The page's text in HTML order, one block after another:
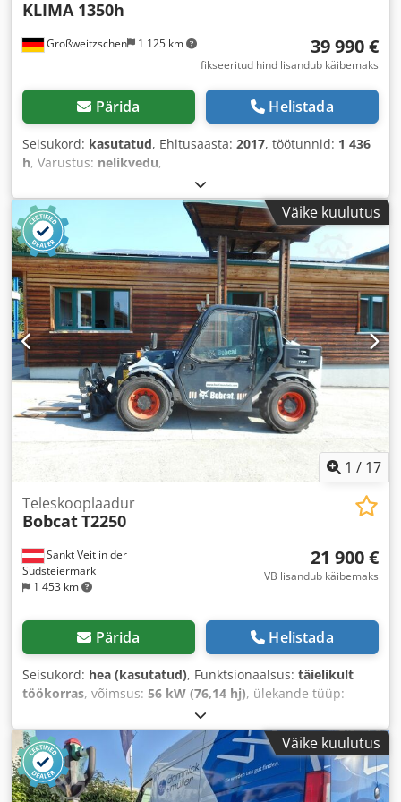
Großweitzschen 1 125 km
KLIMA 1350h
39 990 €
fikseeritud hind lisandub käibemaks
Pärida Helistada
Seisukord: kasutatud, Ehitusaasta: 2017, töötunnid: 1 436
h, Varustus: nelikvedu,
Väike kuulutus
1 / 17
Sankt Veit in der
Südsteiermark
1 453 km
Teleskooplaadur
BobcatT2250
21 900 €
VB lisandub käibemaks
Pärida Helistada
Seisukord: hea (kasutatud), Funktsionaalsus: täielikult
töökorras, võimsus: 56 kW (76,14 hj), ülekande tüüp:
diisel
Ehitusaasta:2008, töötunnid:4 871 h, Varustus:
alusekahvlid, kabiin
Väike kuulutus